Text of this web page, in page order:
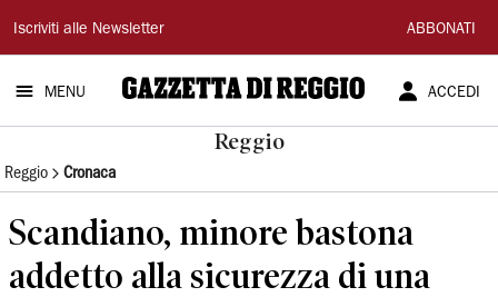
Gazzetta
di
Reggio
Iscriviti alle Newsletter ABBONATI
MENU ACCEDI
Reggio
Reggio Cronaca
Scandiano, minore bastona
addetto alla sicurezza di una